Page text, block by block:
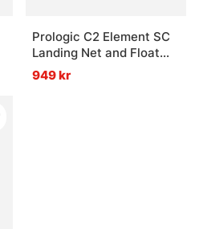
Prologic C2 Element SC
Landing Net and Float
42'' 2pcs
949 kr